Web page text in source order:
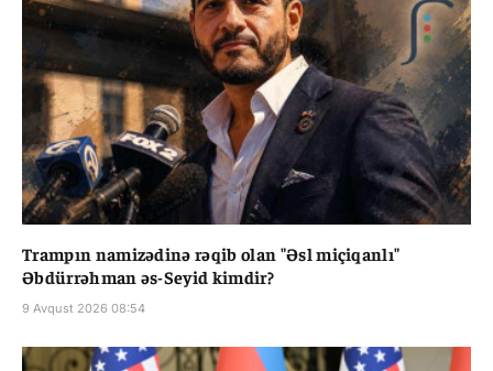
Trampın namizədinə rəqib olan "Əsl miçiqanlı"
Əbdürrəhman əs-Seyid kimdir?
9 Avqust 2026 08:54